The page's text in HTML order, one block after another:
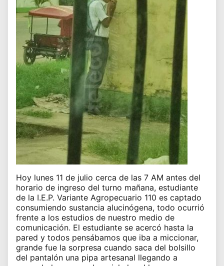
Hoy lunes 11 de julio cerca de las 7 AM antes del
horario de ingreso del turno mañana, estudiante
de la I.E.P. Variante Agropecuario 110 es captado
consumiendo sustancia alucinógena, todo ocurrió
frente a los estudios de nuestro medio de
comunicación. El estudiante se acercó hasta la
pared y todos pensábamos que iba a miccionar,
grande fue la sorpresa cuando saca del bolsillo
del pantalón una pipa artesanal llegando a